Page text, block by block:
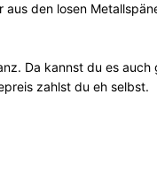
den losen
Da kannst du es
zahlst du eh selbst.